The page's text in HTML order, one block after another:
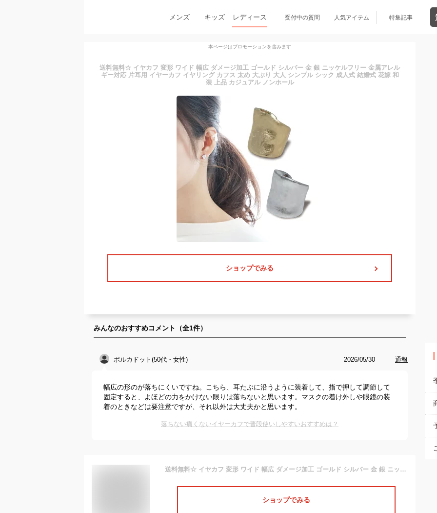
メンズ キッズ レディース 受付中の質問 人気アイテム 特集記事
本ページはプロモーションを含みます
送料無料☆ イヤカフ 変形 ワイド 幅広 ダメージ加工 ゴールド シルバー 金 銀 ニッケルフリー 金属アレル
ギー対応 片耳用 イヤーカフ イヤリング カフス 太め 大ぶり 大人 シンプル シック 成人式 結婚式 花嫁 和
装 上品 カジュアル ノンホール
ショップでみる
みんなのおすすめコメント（全1件）
ポルカドット(50代・女性) 2026/05/30 通報
幅広の形のが落ちにくいですね。こちら、耳たぶに沿うように装着して、指で押して調節して
固定すると、よほどの力をかけない限りは落ちないと思います。マスクの着け外しや眼鏡の装
着のときなどは要注意ですが、それ以外は大丈夫かと思います。
落ちない痛くないイヤーカフで普段使いしやすいおすすめは？
送料無料☆ イヤカフ 変形 ワイド 幅広 ダメージ加工 ゴールド シルバー 金 銀 ニッケルフリー 金属アレルギー対応 片耳用 イヤーカフ イヤリング カフス 太め 大ぶり 大人 シンプル シック 成人式 結婚式 花嫁 和装 上品 カジュアル ノンホール
ショップでみる